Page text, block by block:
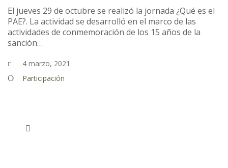
El jueves 29 de octubre se realizó la jornada ¿Qué es el
PAE?. La actividad se desarrolló en el marco de las
actividades de conmemoración de los 15 años de la
sanción…
4 marzo, 2021
Participación